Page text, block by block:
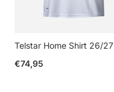
Telstar Home Shirt 26/27
Reguliere prijs
€74,95